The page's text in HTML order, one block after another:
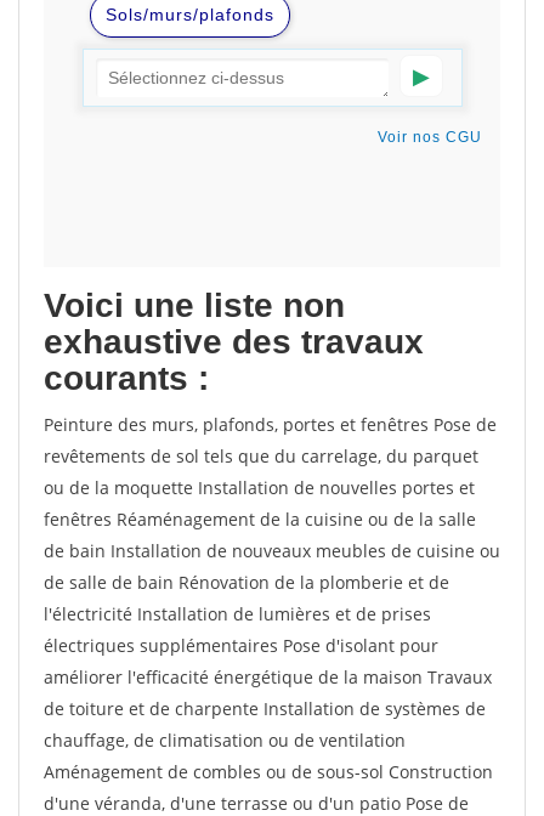
Voici une liste non
exhaustive des travaux
courants :
Peinture des murs, plafonds, portes et fenêtres Pose de
revêtements de sol tels que du carrelage, du parquet
ou de la moquette Installation de nouvelles portes et
fenêtres Réaménagement de la cuisine ou de la salle
de bain Installation de nouveaux meubles de cuisine ou
de salle de bain Rénovation de la plomberie et de
l'électricité Installation de lumières et de prises
électriques supplémentaires Pose d'isolant pour
améliorer l'efficacité énergétique de la maison Travaux
de toiture et de charpente Installation de systèmes de
chauffage, de climatisation ou de ventilation
Aménagement de combles ou de sous-sol Construction
d'une véranda, d'une terrasse ou d'un patio Pose de